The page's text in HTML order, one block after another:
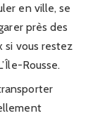
en ville, se
près des
si vous restez
Rousse.